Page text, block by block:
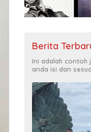
Berita
Ini adalah contoh
anda isi dan